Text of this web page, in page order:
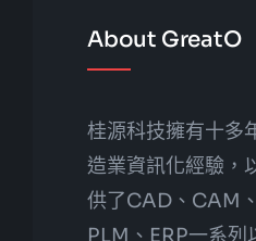
About GreatO
桂源科技擁有十
造業資訊化經驗，
供了CAD、CAM
PLM、ERP一系